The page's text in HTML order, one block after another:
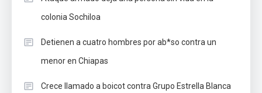
colonia Sochiloa
Detienen a cuatro hombres por ab*so contra un
menor en Chiapas
Crece llamado a boicot contra Grupo Estrella Blanca